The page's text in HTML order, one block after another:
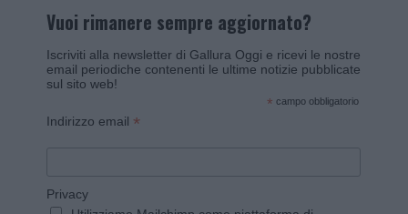
Vuoi rimanere sempre aggiornato?
Iscriviti alla newsletter di Gallura Oggi e ricevi le nostre
email periodiche contenenti le ultime notizie pubblicate
sul sito web!
* campo obbligatorio
Indirizzo email *
Privacy